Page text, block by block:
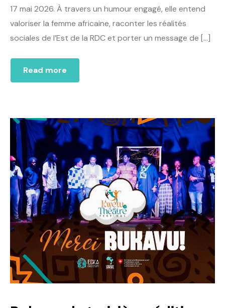
17 mai 2026. À travers un humour engagé, elle entend
valoriser la femme africaine, raconter les réalités
sociales de l’Est de la RDC et porter un message de […]
Read more